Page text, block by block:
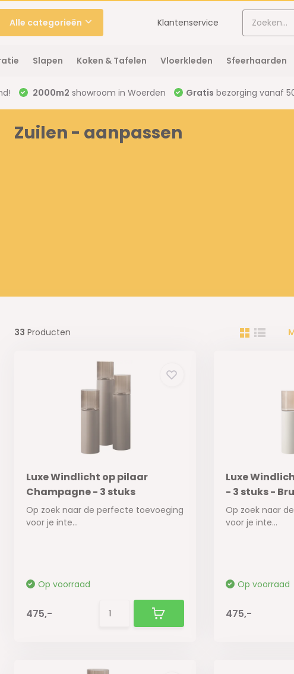
Alle categorieën Klantenservice
Slapen Koken & Tafelen Vloerkleden Sfeerhaarden
2000m2 showroom in Woerden Gratis bezorging vanaf
Zuilen - aanpassen
33 Producten
Luxe Windlicht op pilaar
Champagne - 3 stuks
Op zoek naar de perfecte toevoeging
voor je inte...
Op voorraad
475,-
Luxe
- 3 stuks -
Op zoek naar
voor je inte...
Op voorraad
475,-